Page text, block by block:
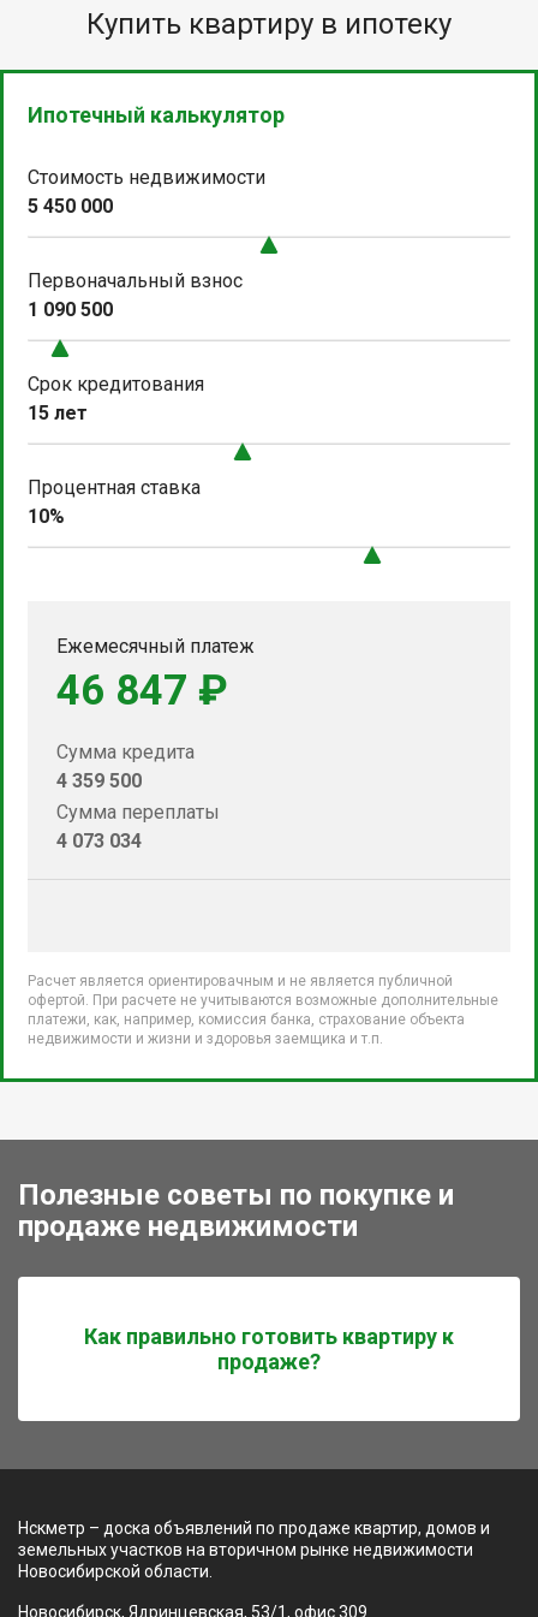
Купить квартиру в ипотеку
Ипотечный калькулятор
Стоимость недвижимости
5 450 000
Первоначальный взнос
1 090 500
Срок кредитования
15 лет
Процентная ставка
10%
Ежемесячный платеж
46 847 ₽
Сумма кредита
4 359 500
Сумма переплаты
4 073 034
Расчет является ориентировачным и не является публичной
офертой. При расчете не учитываются возможные дополнительные
платежи, как, например, комиссия банка, страхование объекта
недвижимости и жизни и здоровья заемщика и т.п.
Полезные советы по покупке и
продаже недвижимости
Как правильно готовить квартиру к
продаже?
Нскметр – доска объявлений по продаже квартир, домов и
земельных участков на вторичном рынке недвижимости
Новосибирской области.
Новосибирск, Ядринцевская, 53/1, офис 309